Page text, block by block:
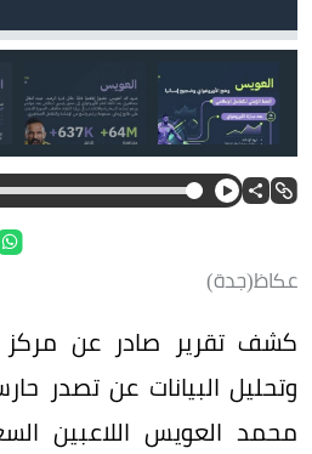
عكاظ(جدة)
وتحليل البيانات عن تصدر
محمد العويس اللاعبين